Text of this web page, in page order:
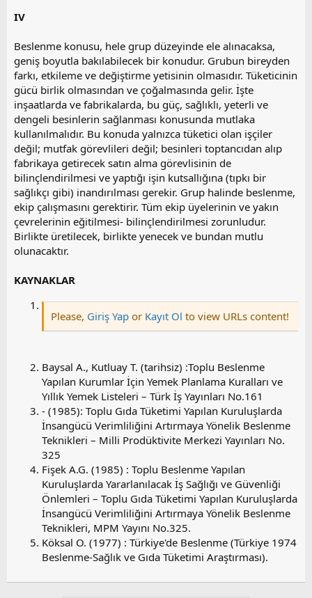
IV
Beslenme konusu, hele grup düzeyinde ele alınacaksa,
geniş boyutla bakılabilecek bir konudur. Grubun bireyden
farkı, etkileme ve değiştirme yetisinin olmasıdır. Tüketicinin
gücü birlik olmasından ve çoğalmasında gelir. İşte
inşaatlarda ve fabrikalarda, bu güç, sağlıklı, yeterli ve
dengeli besinlerin sağlanması konusunda mutlaka
kullanılmalıdır. Bu konuda yalnızca tüketici olan işçiler
değil; mutfak görevlileri değil; besinleri toptancıdan alıp
fabrikaya getirecek satın alma görevlisinin de
bilinçlendirilmesi ve yaptığı işin kutsallığına (tıpkı bir
sağlıkçı gibi) inandırılması gerekir. Grup halinde beslenme,
ekip çalışmasını gerektirir. Tüm ekip üyelerinin ve yakın
çevrelerinin eğitilmesi- bilinçlendirilmesi zorunludur.
Birlikte üretilecek, birlikte yenecek ve bundan mutlu
olunacaktır.
KAYNAKLAR
Please, Giriş Yap or Kayıt Ol to view URLs content!
Baysal A., Kutluay T. (tarihsiz) :Toplu Beslenme
Yapılan Kurumlar İçin Yemek Planlama Kuralları ve
Yıllık Yemek Listeleri – Türk İş Yayınları No.161
- (1985): Toplu Gıda Tüketimi Yapılan Kuruluşlarda
İnsangücü Verimliliğini Artırmaya Yönelik Beslenme
Teknikleri – Milli Prodüktivite Merkezi Yayınları No.
325
Fişek A.G. (1985) : Toplu Beslenme Yapılan
Kuruluşlarda Yararlanılacak İş Sağlığı ve Güvenliği
Önlemleri – Toplu Gıda Tüketimi Yapılan Kuruluşlarda
İnsangücü Verimliliğini Artırmaya Yönelik Beslenme
Teknikleri, MPM Yayını No.325.
Köksal O. (1977) : Türkiye'de Beslenme (Türkiye 1974
Beslenme-Sağlık ve Gıda Tüketimi Araştırması).